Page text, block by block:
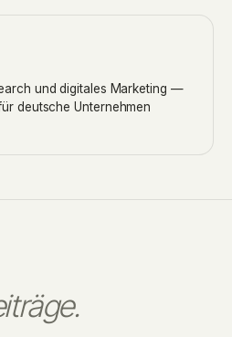
und digitales Marketing —
deutsche Unternehmen